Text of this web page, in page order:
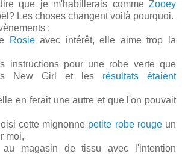
que je m'habillerais comme Zooey
Les choses changent voilà pourquoi.
:
Rosieavec intérêt, elle aime trop la
instructions pour une robe verte que
New Girl et les résultats étaient
en ferait une autre et que l'on pouvait
cette mignonne petite robe rougeun
moi,
magasin de tissu avec l'intention